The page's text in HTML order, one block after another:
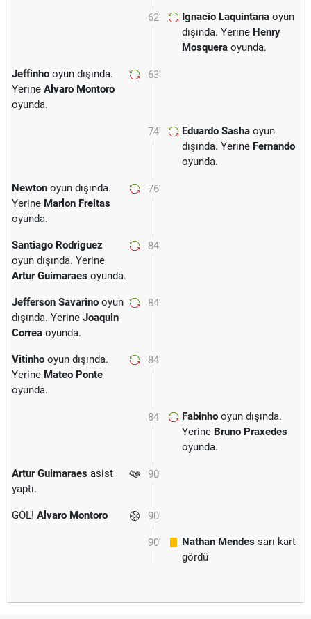
62' Ignacio Laquintana oyun
dışında. Yerine Henry
Mosquera oyunda.
63'
Jeffinho oyun dışında.
Yerine Alvaro Montoro
oyunda.
74' Eduardo Sasha oyun
dışında. Yerine Fernando
oyunda.
76'
Newton oyun dışında.
Yerine Marlon Freitas
oyunda.
84'
Santiago Rodriguez
oyun dışında. Yerine
Artur Guimaraes oyunda.
84'
Jefferson Savarino oyun
dışında. Yerine Joaquin
Correa oyunda.
84'
Vitinho oyun dışında.
Yerine Mateo Ponte
oyunda.
84' Fabinho oyun dışında.
Yerine Bruno Praxedes
oyunda.
90'
Artur Guimaraes asist
yaptı.
90'
GOL! Alvaro Montoro
90' Nathan Mendes sarı kart
gördü